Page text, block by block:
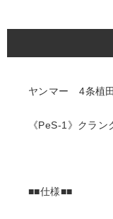
ヤンマー 4条植
《PeS-1》クラン
■■仕様■■